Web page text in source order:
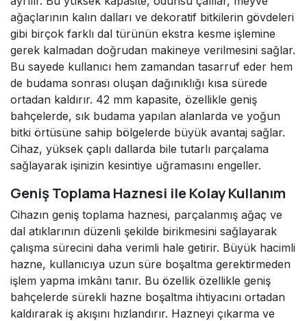
ağaçlarının kalın dalları ve dekoratif bitkilerin gövdeleri
gibi birçok farklı dal türünün ekstra kesme işlemine
gerek kalmadan doğrudan makineye verilmesini sağlar.
Bu sayede kullanıcı hem zamandan tasarruf eder hem
de budama sonrası oluşan dağınıklığı kısa sürede
ortadan kaldırır. 42 mm kapasite, özellikle geniş
bahçelerde, sık budama yapılan alanlarda ve yoğun
bitki örtüsüne sahip bölgelerde büyük avantaj sağlar.
Cihaz, yüksek çaplı dallarda bile tutarlı parçalama
sağlayarak işinizin kesintiye uğramasını engeller.
Geniş Toplama Haznesi ile Kolay Kullanım
Cihazın geniş toplama haznesi, parçalanmış ağaç ve
dal atıklarının düzenli şekilde birikmesini sağlayarak
çalışma sürecini daha verimli hale getirir. Büyük hacimli
hazne, kullanıcıya uzun süre boşaltma gerektirmeden
işlem yapma imkânı tanır. Bu özellik özellikle geniş
bahçelerde sürekli hazne boşaltma ihtiyacını ortadan
kaldırarak iş akışını hızlandırır. Hazneyi çıkarma ve